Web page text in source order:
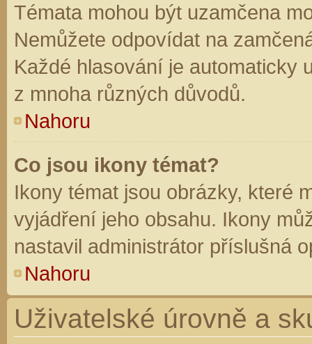
Témata mohou být uzamčena
Nemůžete odpovídat na
Každé hlasování je automaticky
z mnoha různých důvodů.
Nahoru
Co jsou ikony témat?
Ikony témat jsou obrázky, které
vyjádření jeho obsahu. Ikony
nastavil administrátor příslušná
Nahoru
Uživatelské úrovně a